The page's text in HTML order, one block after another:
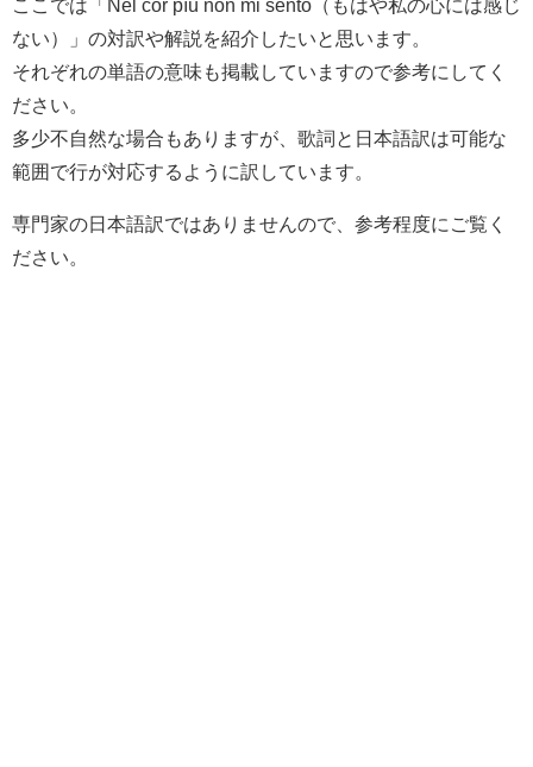
ここでは「Nel cor pìù non mi sento（もはや私の心には感じ
ない）」の対訳や解説を紹介したいと思います。
それぞれの単語の意味も掲載していますので参考にしてく
ださい。
多少不自然な場合もありますが、歌詞と日本語訳は可能な
範囲で行が対応するように訳しています。
専門家の日本語訳ではありませんので、参考程度にご覧く
ださい。